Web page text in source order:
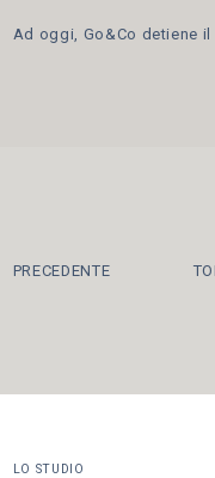
Ad oggi, Go&Co detiene
PRECEDENTE
LO STUDIO